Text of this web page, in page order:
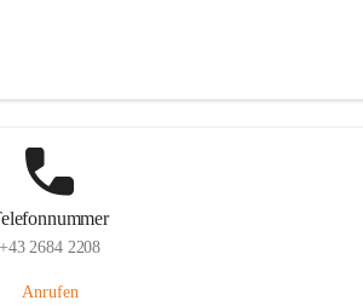
+43 2684 2208
Anrufen